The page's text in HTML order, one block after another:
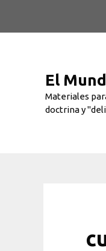
El
Materiales
doctrina y